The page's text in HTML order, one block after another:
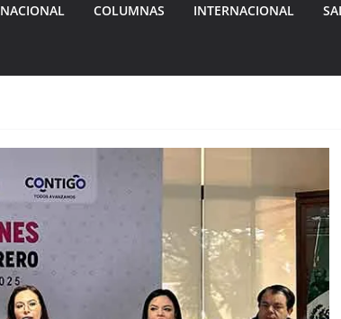
NACIONAL COLUMNAS INTERNACIONAL